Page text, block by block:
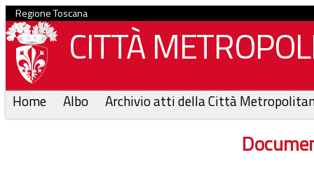
Regione Toscana
CITTÀ
Home Albo Archivio atti della Città